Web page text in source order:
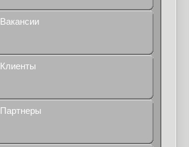
Вакансии
Клиенты
Партнеры